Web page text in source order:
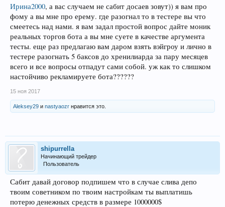
Ирина2000, а вас случаем не сабит досаев зовут)) я вам про
фому а вы мне про ерему. где разогнал то в тестере вы что
смеетесь над нами. я вам задал простой вопрос дайте моник
реальных торгов бота а вы мне суете в качестве аргумента
тесты. еще раз предлагаю вам даром взять вэйгроу и лично в
тестере разогнать 5 баксов до хренилиарда за пару месяцев
всего и все вопросы отпадут сами собой. уж как то слишком
настойчиво рекламируете бота??????
15 ноя 2017
Aleksey29 и nastyaozr нравится это.
shipurrella
Начинающий трейдер
Пользователь
Сабит давай договор подпишем что в случае слива депо
твоим советником по твоим настройкам ты выплатишь
потерю денежных средств в размере 1000000$